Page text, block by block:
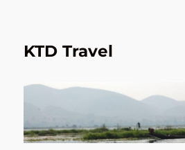
KTD Travel